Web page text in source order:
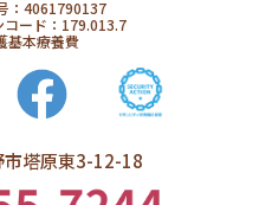
：4061790137
ード：179.013.7
基本療養費
市塔原東3-12-18